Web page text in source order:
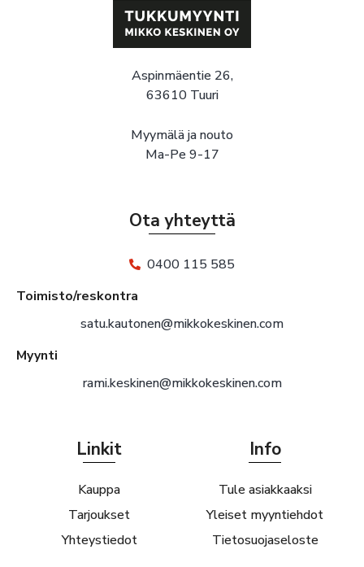
Aspinmäentie 26,
63610 Tuuri
Myymälä ja nouto
Ma-Pe 9-17
Ota yhteyttä
0400 115 585
Toimisto/reskontra
satu.kautonen@mikkokeskinen.com
Myynti
rami.keskinen@mikkokeskinen.com
Linkit
Kauppa
Tarjoukset
Yhteystiedot
Info
Tule asiakkaaksi
Yleiset myyntiehdot
Tietosuojaseloste